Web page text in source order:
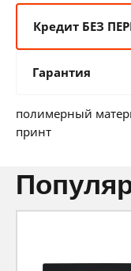
Кредит БЕЗ
12 мес:2 BYN/мес
36 мес: 1 BYN/
Гарантия
6 месяцев
полимерный
принт